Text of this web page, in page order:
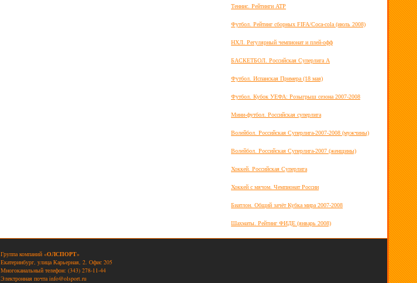
Теннис. Рейтинги ATP
Футбол. Рейтинг сборных FIFA/Coca-cola (июль 2008)
НХЛ. Регулярный чемпионат и плей-офф
БАСКЕТБОЛ. Российская Суперлига А
Футбол. Испанская Примера (18 мая)
Футбол. Кубок УЕФА: Розыгрыш сезона 2007-2008
Мини-футбол. Российская суперлига
Волейбол. Российская Суперлига-2007-2008 (мужчины)
Волейбол. Российская Суперлига-2007 (женщины)
Хоккей. Российская Суперлига
Хоккей с мячом. Чемпионат России
Биатлон. Общий зачёт Кубка мира 2007-2008
Шахматы. Рейтинг ФИДЕ (январь 2008)
Группа компаний «ОЛСПОРТ»
Екатеринбург, улица Карьерная, 2. Офис 205
Многоканальный телефон: (343) 278-11-44
Электронная почта info@olsport.ru